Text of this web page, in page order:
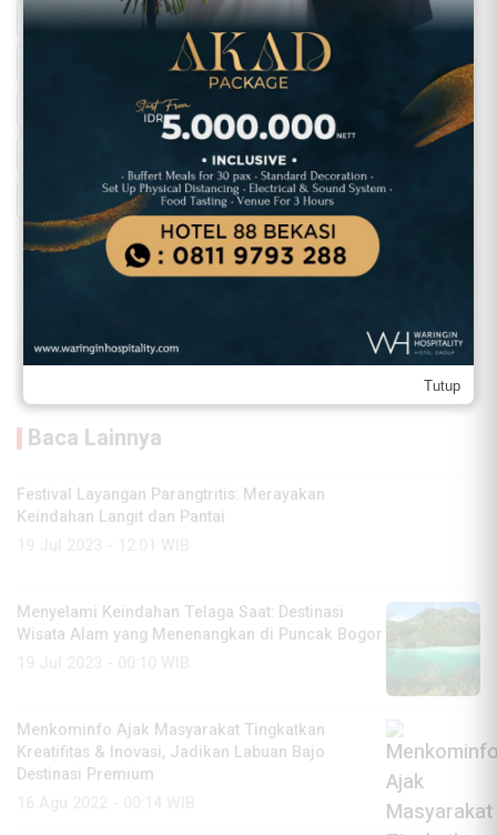
Kemeparekraf RI
Komedi Komedian
Menparekraf RI
Pelawak
Persatuan Artis Seniman Komedi Indonesia
Seniman
Standup Komedi
Komentar ditutup.
Baca Lainnya
Festival Layangan Parangtritis: Merayakan
Keindahan Langit dan Pantai
Menyelami Keindahan Telaga Saat: Destinasi
Wisata Alam yang Menenangkan di Puncak Bogor
Menkominfo Ajak Masyarakat Tingkatkan
Kreatifitas & Inovasi, Jadikan Labuan Bajo
Destinasi Premium
Tutup